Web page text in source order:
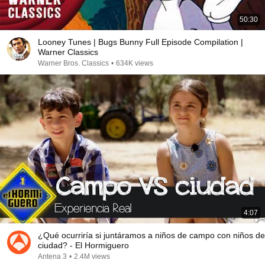
50:30
Looney Tunes | Bugs Bunny Full Episode Compilation |
Warner Classics
Warner Bros. Classics • 634K views
4:07
¿Qué ocurriría si juntáramos a niños de campo con niños de
ciudad? - El Hormiguero
Antena 3 • 2.4M views